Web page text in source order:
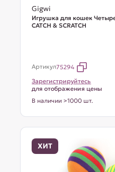
Gigwi
Игрушка для кошек
CATCH & SCRATCH
Артикул75294
Зарегистрируйтесь
для отображения цены
В наличии >1000 шт.
ХИТ